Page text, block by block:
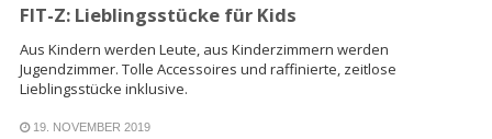
FIT-Z: Lieblingsstücke für Kids
Aus Kindern werden Leute, aus Kinderzimmern werden
Jugendzimmer. Tolle Accessoires und raffinierte, zeitlose
Lieblingsstücke inklusive.
19. NOVEMBER 2019